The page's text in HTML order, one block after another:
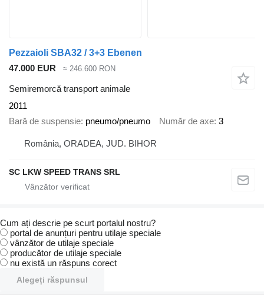
Pezzaioli SBA32 / 3+3 Ebenen
47.000 EUR
≈ 246.600 RON
Semiremorcă transport animale
2011
Bară de suspensie pneumo/pneumo Număr de axe 3
România, ORADEA, JUD. BIHOR
SC LKW SPEED TRANS SRL
Cum ați descrie pe scurt portalul nostru?
portal de anunțuri pentru utilaje speciale
vânzător de utilaje speciale
producător de utilaje speciale
nu există un răspuns corect
Alegeți răspunsul